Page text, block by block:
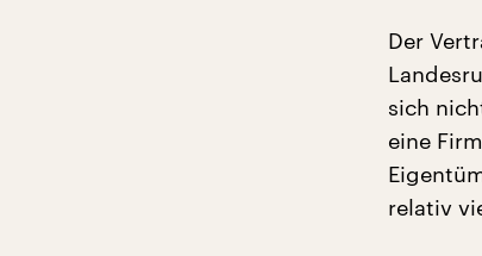
Der
sich
eine
relativ